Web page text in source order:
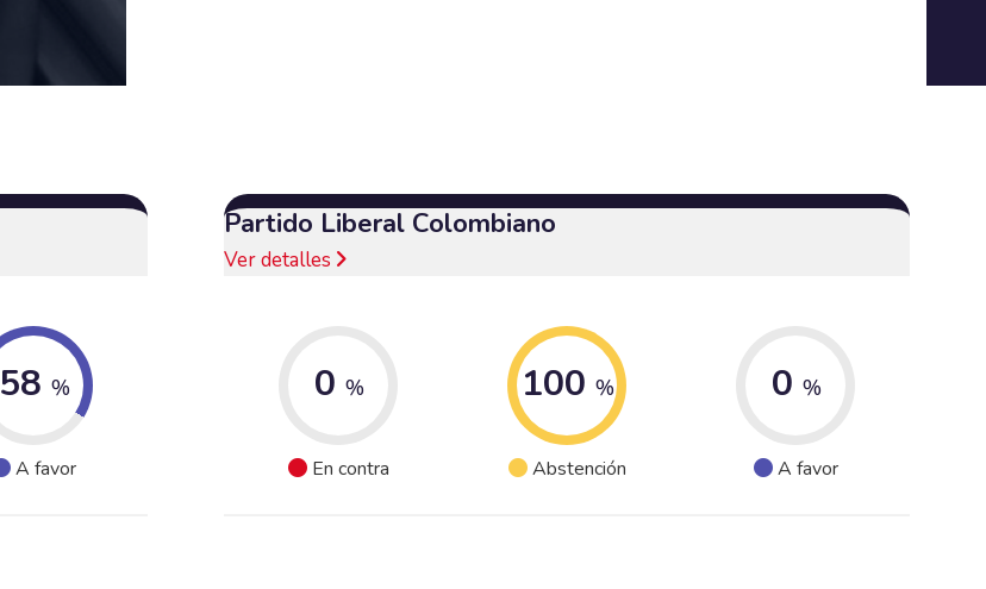
58 %
A favor
Partido Liberal Colombiano
Ver detalles
0 %
En contra
100 %
Abstención
0 %
A favor